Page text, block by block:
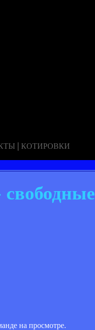
| КОТИРОВКИ
на просмотре.